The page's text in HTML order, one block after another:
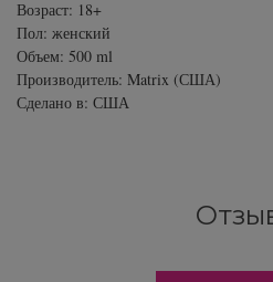
Возраст: 18+
Пол: женский
Объем: 500 ml
Производитель: Matrix (США)
Сделано в: США